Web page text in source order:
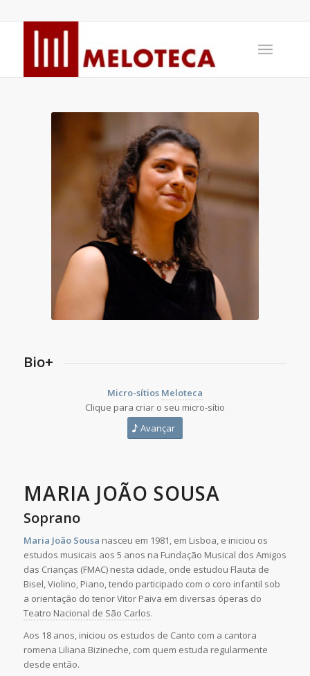
Bio+
Micro-sítios Meloteca
Clique para criar o seu micro-sítio
Avançar
MARIA JOÃO SOUSA
Soprano
Maria João Sousa nasceu em 1981, em Lisboa, e iniciou os
estudos musicais aos 5 anos na Fundação Musical dos Amigos
das Crianças (FMAC) nesta cidade, onde estudou Flauta de
Bisel, Violino, Piano, tendo participado com o coro infantil sob
a orientação do tenor Vitor Paiva em diversas óperas do
Teatro Nacional de São Carlos.
Aos 18 anos, iniciou os estudos de Canto com a cantora
romena Liliana Bizineche, com quem estuda regularmente
desde então.